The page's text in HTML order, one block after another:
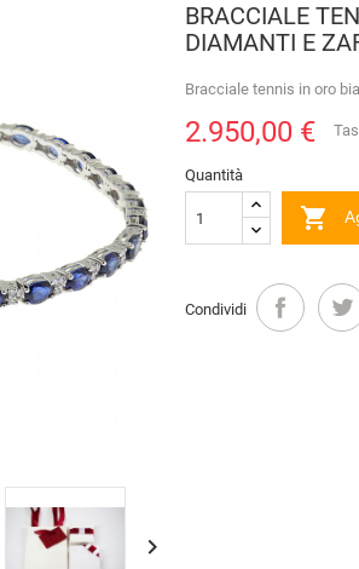

BRACCIALE
DIAMANTI E
Bracciale tennis in oro
2.950,00 €
Quantità

Condividi